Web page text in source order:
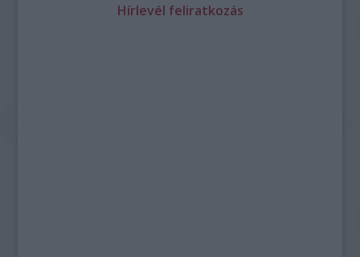
Hírlevél feliratkozás